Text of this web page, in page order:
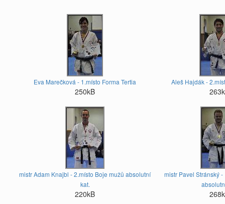
Eva Marečková - 1.místo Forma Tertia
250kB
Aleš Hajdák -
mistr Adam Knajbl - 2.místo Boje mužů absolutní
kat.
220kB
mistr Pavel Stránský